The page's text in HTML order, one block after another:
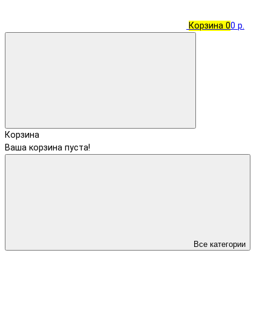
Корзина 00 р.
Корзина
Ваша корзина пуста!
Все категории